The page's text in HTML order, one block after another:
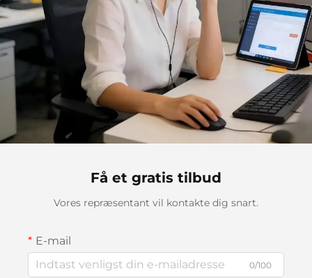
Få et gratis tilbud
Vores repræsentant vil kontakte dig snart.
E-mail
0/100